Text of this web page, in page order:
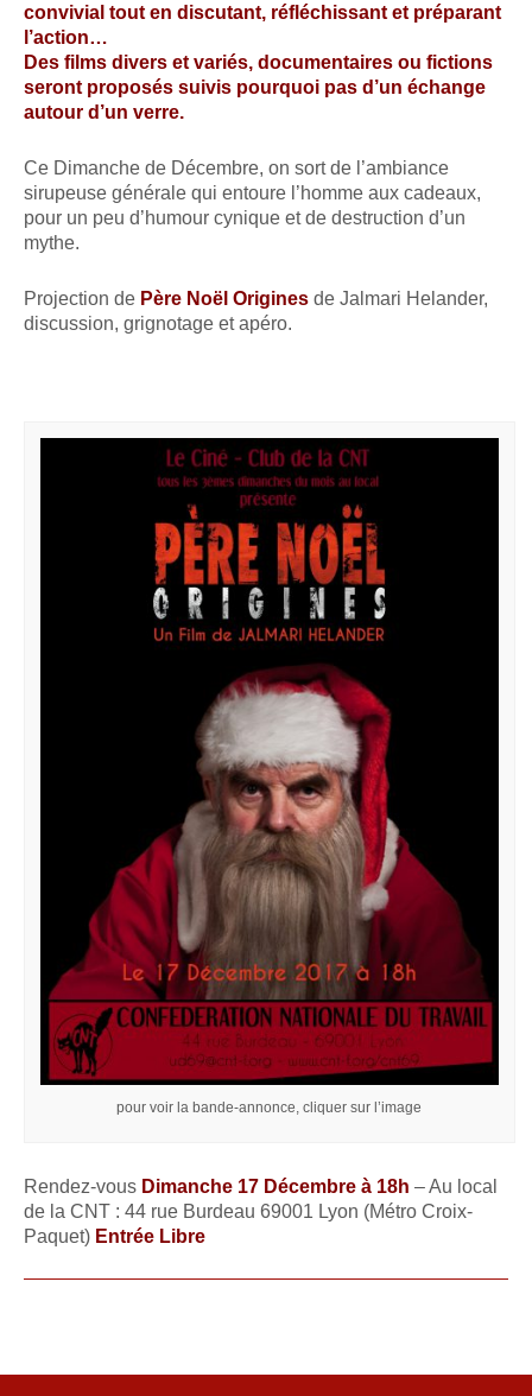
convivial tout en discutant, réfléchissant et préparant
l’action…
Des films divers et variés, documentaires ou fictions
seront proposés suivis pourquoi pas d’un échange
autour d’un verre.
Ce Dimanche de Décembre, on sort de l’ambiance
sirupeuse générale qui entoure l’homme aux cadeaux,
pour un peu d’humour cynique et de destruction d’un
mythe.
Projection de Père Noël Origines de Jalmari Helander,
discussion, grignotage et apéro.
pour voir la bande-annonce, cliquer sur l’image
Rendez-vous Dimanche 17 Décembre à 18h – Au local
de la CNT : 44 rue Burdeau 69001 Lyon (Métro Croix-
Paquet) Entrée Libre